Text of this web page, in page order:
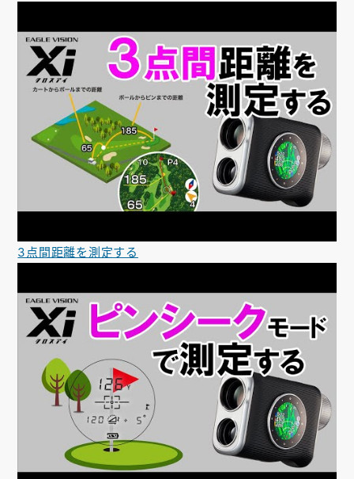
3点間距離を測定する